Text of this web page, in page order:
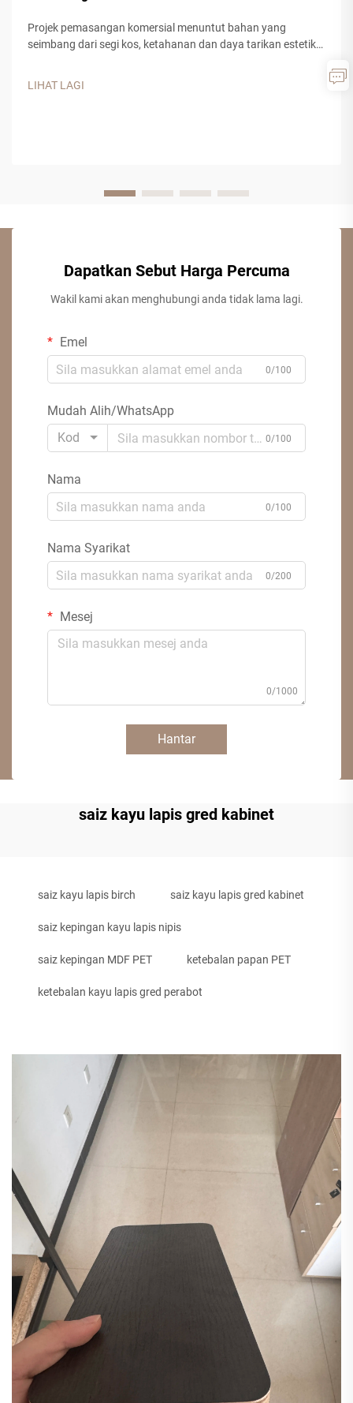
Projek pemasangan komersial menuntut bahan yang
seimbang dari segi kos, ketahanan dan daya tarikan estetik.
LIHAT LAGI
Dapatkan Sebut Harga Percuma
Wakil kami akan menghubungi anda tidak lama lagi.
Emel
0/100
Mudah Alih/WhatsApp
Kod
0/100
Nama
0/100
Nama Syarikat
0/200
Mesej
0/1000
Hantar
saiz kayu lapis gred kabinet
saiz kayu lapis birch saiz kayu lapis gred kabinet
saiz kepingan kayu lapis nipis
saiz kepingan MDF PET ketebalan papan PET
ketebalan kayu lapis gred perabot